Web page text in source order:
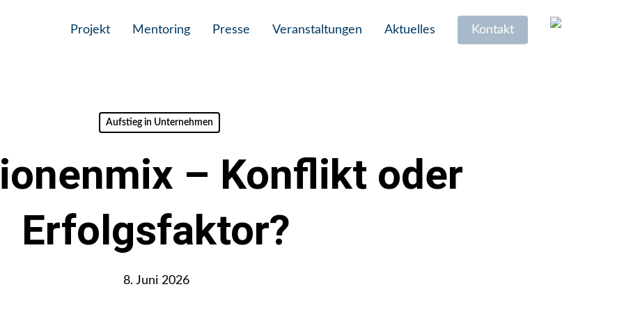
Projekt Mentoring Presse Veranstaltungen Aktuelles Kontakt
Aufstieg in Unternehmen
– Konflikt oder
Erfolgsfaktor?
8. Juni 2026